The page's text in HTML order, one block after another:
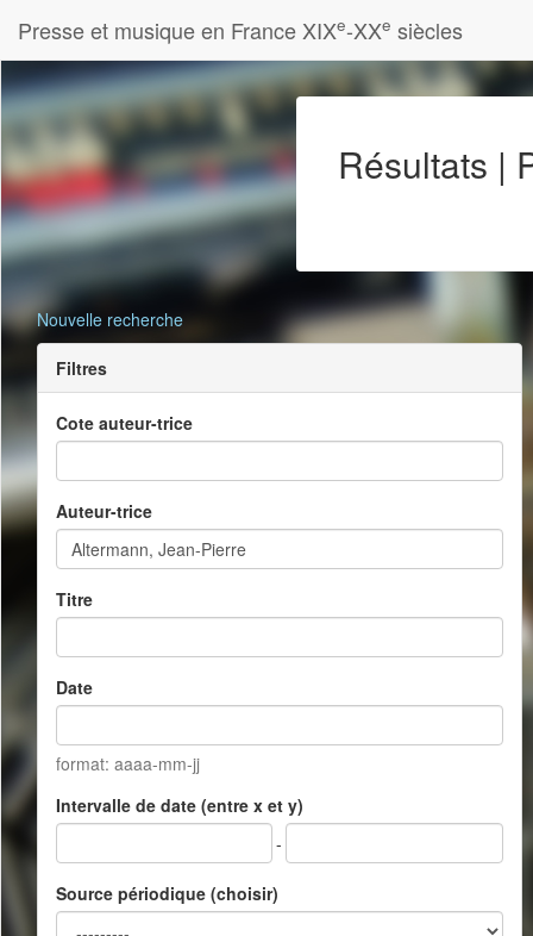
Presse et musique en France XIXe-XXe siècles
Résultats |
Nouvelle recherche
Filtres
Cote auteur-trice
Auteur-trice
Titre
Date
format: aaaa-mm-jj
Intervalle de date (entre x et y)
-
Source périodique (choisir)